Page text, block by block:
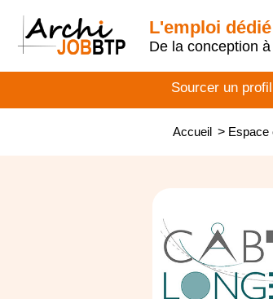
L'emploi
De la conception
Sourcer un profil
Accueil > Espace